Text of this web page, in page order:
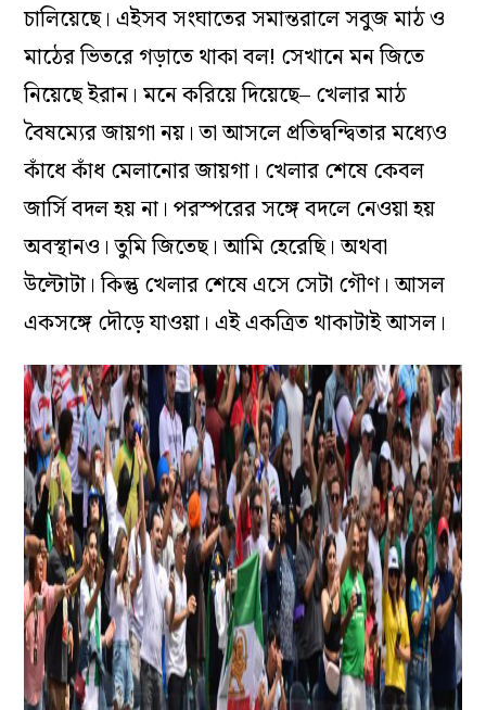
চালিয়েছে। এইসব সংঘাতের সমান্তরালে সবুজ মাঠ ও
মাঠের ভিতরে গড়াতে থাকা বল! সেখানে মন জিতে
নিয়েছে ইরান। মনে করিয়ে দিয়েছে– খেলার মাঠ
বৈষম্যের জায়গা নয়। তা আসলে প্রতিদ্বন্দ্বিতার মধ্যেও
কাঁধে কাঁধ মেলানোর জায়গা। খেলার শেষে কেবল
জার্সি বদল হয় না। পরস্পরের সঙ্গে বদলে নেওয়া হয়
অবস্থানও। তুমি জিতেছ। আমি হেরেছি। অথবা
উল্টোটা। কিন্তু খেলার শেষে এসে সেটা গৌণ। আসল
একসঙ্গে দৌড়ে যাওয়া। এই একত্রিত থাকাটাই আসল।